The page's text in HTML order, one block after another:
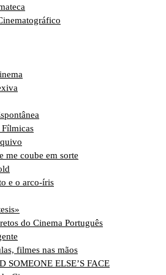
Fílmicas
me coube em sorte
e o arco-íris
do Cinema Português
filmes nas mãos
SOMEONE ELSE’S FACE